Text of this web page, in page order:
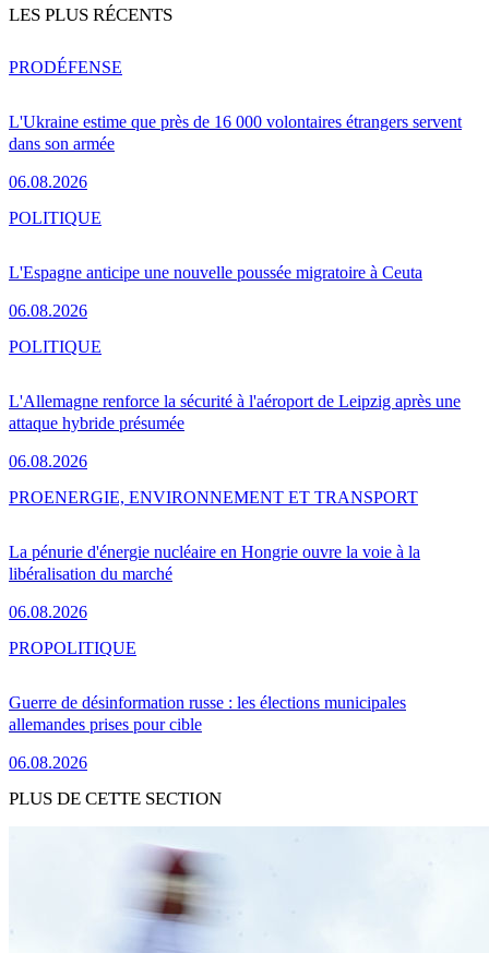
LES PLUS RÉCENTS
L'Ukraine estime que près de 16 000 volontaires étrangers servent
dans son armée
06.08.2026
PRODÉFENSE
L'Espagne anticipe une nouvelle poussée migratoire à Ceuta
06.08.2026
POLITIQUE
L'Allemagne renforce la sécurité à l'aéroport de Leipzig après une
attaque hybride présumée
06.08.2026
POLITIQUE
La pénurie d'énergie nucléaire en Hongrie ouvre la voie à la
libéralisation du marché
06.08.2026
PROENERGIE, ENVIRONNEMENT ET TRANSPORT
Guerre de désinformation russe : les élections municipales
allemandes prises pour cible
06.08.2026
PROPOLITIQUE
PLUS DE CETTE SECTION